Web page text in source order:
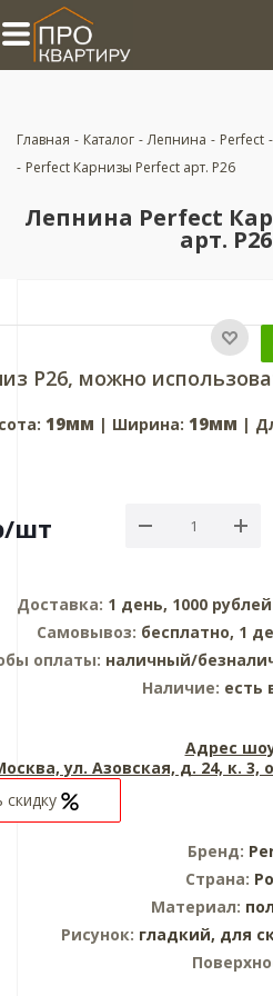
Главная - Каталог - Лепнина - Perfect -
- Perfect Карнизы Perfect арт. P26
Лепнина Perfect
арт. P26
P26, можно
19мм | Ширина: 19мм |
/шт
Доставка: 1 день, 1000
Самовывоз: бесплатно, 1
оплаты: наличный/
Наличие: есть
Адрес
ул. Азовская, д. 24, к.
Бренд:
Страна:
Материал:
Рисунок: гладкий, для